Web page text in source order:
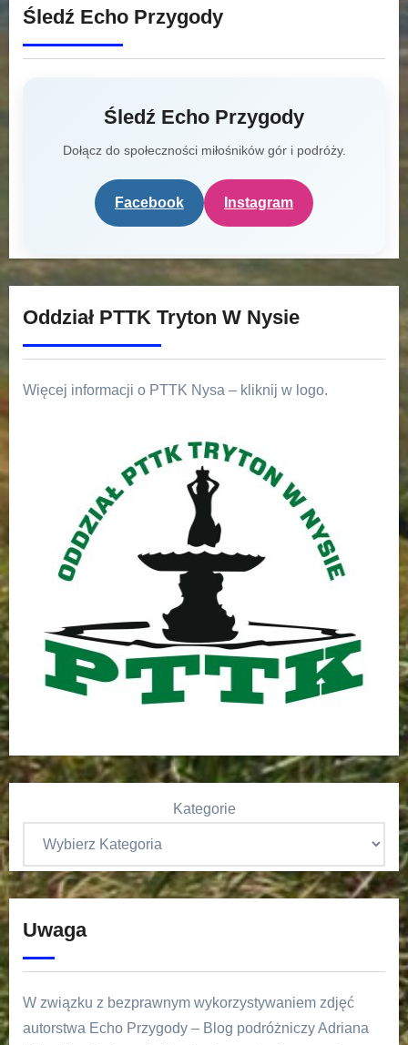
Śledź Echo Przygody
Śledź Echo Przygody
Dołącz do społeczności miłośników gór i podróży.
Facebook Instagram
Oddział PTTK Tryton W Nysie
Więcej informacji o PTTK Nysa – kliknij w logo.
Kategorie
Uwaga
W związku z bezprawnym wykorzystywaniem zdjęć
autorstwa Echo Przygody – Blog podróżniczy Adriana